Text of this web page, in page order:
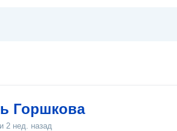
Горшкова
2 нед. назад